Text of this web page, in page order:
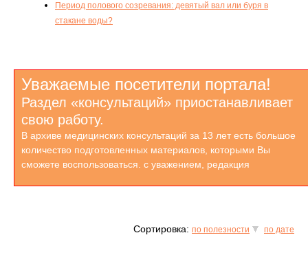
Период полового созревания: девятый вал или буря в
стакане воды?
Уважаемые посетители портала!
Раздел «консультаций» приостанавливает
свою работу.
В архиве медицинских консультаций за 13 лет есть большое
количество подготовленных материалов, которыми Вы
сможете воспользоваться. с уважением, редакция
Сортировка: по полезности по дате